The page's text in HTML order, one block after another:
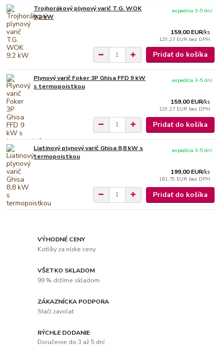
Trojhorákový plynový varič T.G. WOK
9,2 kW
159,00 EUR/ks
129,27 EUR bez DPH
expedícia 3-5 dní
Pridať do košíka
Plynový varič Foker 3P Ghisa FFD 9 kW
s termopoistkou
159,00 EUR/ks
129,27 EUR bez DPH
expedícia 3-5 dní
Pridať do košíka
Liatinový plynový varič Ghisa 8,8 kW s
termopoistkou
199,00 EUR/ks
161,79 EUR bez DPH
expedícia 3-5 dní
Pridať do košíka
VÝHODNÉ CENY
Kotlíky za nízke ceny
VŠETKO SKLADOM
99 % držíme skladom
ZÁKAZNÍCKA PODPORA
Stačí zavolať
RÝCHLE DODANIE
Doručenie do 3 až 5 dní